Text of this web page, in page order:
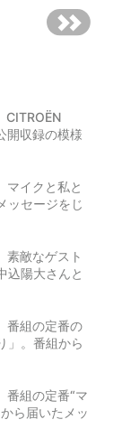
CITROËN
開収録の模様
マイクと私と
ッセージをじ
素敵なゲスト
込陽大さんと
番組の定番の
」。番組から
番組の定番“マ
ら届いたメッ